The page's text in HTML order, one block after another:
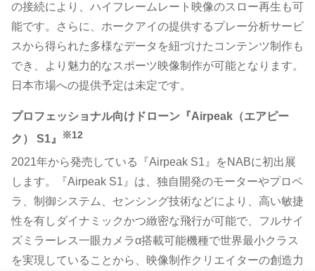
の接続により、ハイフレームレート映像のスロー再生も可
能です。さらに、ホークアイの提供するプレー分析サービ
スから得られた多様なデータを紐づけたコンテンツ制作も
でき、より魅力的なスポーツ映像制作が可能となります。
日本市場への提供予定は未定です。
プロフェッショナル向けドローン『Airpeak（エアピー
ク） S1』
※12
2021年から発売している『Airpeak S1』をNABに初出展
します。『Airpeak S1』は、独自開発のモーターやプロペ
ラ、制御システム、センシング技術などにより、高い敏捷
性を有しダイナミックかつ緻密な飛行が可能で、フルサイ
ズミラーレス一眼カメラα搭載可能機種で世界最小クラス
を実現していることから、映像制作クリエイターの創造力